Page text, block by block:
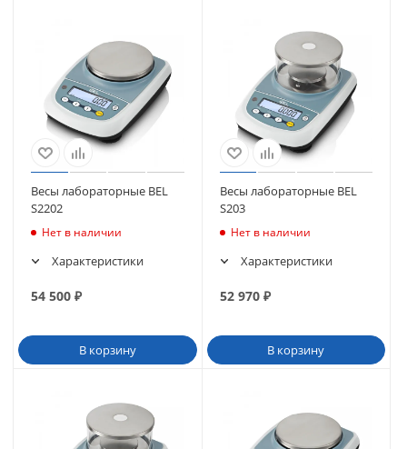
Весы лабораторные BEL
S2202
Нет в наличии
Характеристики
54 500 ₽
В корзину
Весы лабораторные BEL
S203
Нет в наличии
Характеристики
52 970₽
В корзину